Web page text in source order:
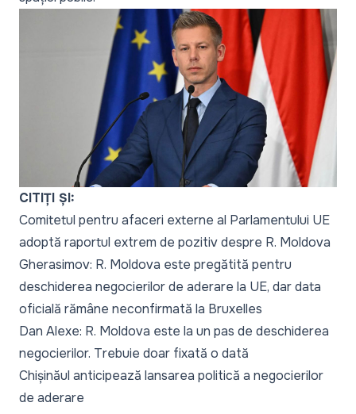
CITIȚI ȘI:
Comitetul pentru afaceri externe al Parlamentului UE
adoptă raportul extrem de pozitiv despre R. Moldova
Gherasimov: R. Moldova este pregătită pentru
deschiderea negocierilor de aderare la UE, dar data
oficială rămâne neconfirmată la Bruxelles
Dan Alexe: R. Moldova este la un pas de deschiderea
negocierilor. Trebuie doar fixată o dată
Chișinăul anticipează lansarea politică a negocierilor
de aderare